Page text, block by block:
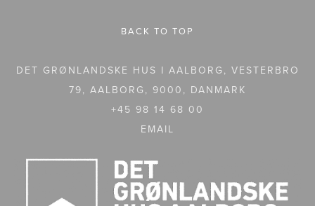
BACK TO TOP
DET GRØNLANDSKE HUS I AALBORG, VESTERBRO
79, AALBORG, 9000, DANMARK
+45 98 14 68 00